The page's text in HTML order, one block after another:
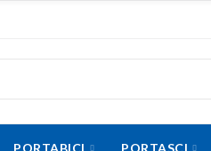
PORTABICI PORTASCI